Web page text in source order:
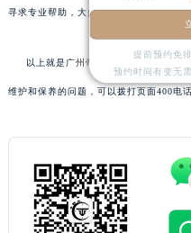
寻求专业帮助，大多数情况下都可以恢复
以上就是 广州帝舵维修服务中心 为您
维护和保养的问题，可以拨打页面400电
提前预约免
预约时间有变无